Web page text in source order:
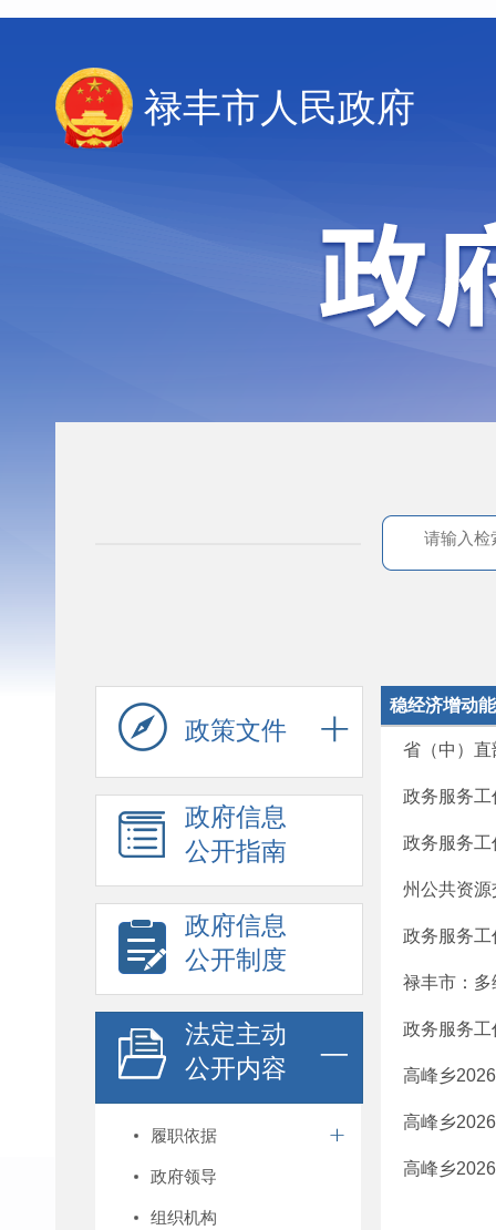
禄丰市人民政府
政策文件
政府信息
公开指南
政府信息
公开制度
法定主动
公开内容
履职依据
政府领导
组织机构
稳经济增动
省（中）
政务服务
政务服务
州公共资
政务服务
禄丰市：
政务服务
高峰乡
高峰乡
高峰乡